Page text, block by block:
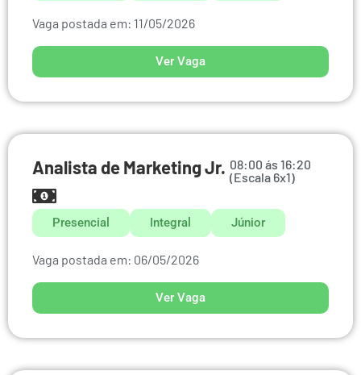
Vaga postada em: 11/05/2026
Ver Vaga
Analista de Marketing Jr. 08:00 ás 16:20
(Escala 6x1)
Presencial Integral Júnior
Vaga postada em: 06/05/2026
Ver Vaga